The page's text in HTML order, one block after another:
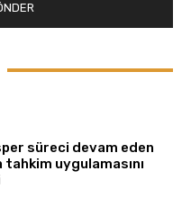
süreci devam eden
uygulamasını